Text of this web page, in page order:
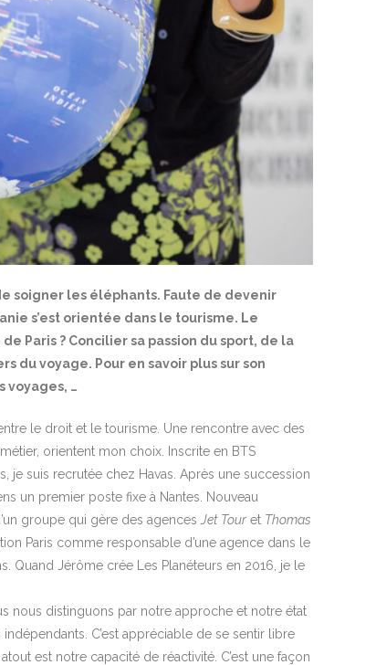
soigner les éléphants. Faute de devenir
s’est orientée dans le tourisme. Le
Paris ? Concilier sa passion du sport, de la
du voyage. Pour en savoir plus sur son
voyages, …
le droit et le tourisme. Une rencontre avec des
orientent mon choix. Inscrite en BTS
je suis recrutée chez Havas. Après une succession
un premier poste fixe à Nantes. Nouveau
groupe qui gère des agences Jet Tour et Thomas
Paris comme responsable d’une agence dans le
Quand Jérôme crée Les Planéteurs en 2016, je le
nous distinguons par notre approche et notre état
C’est appréciable de se sentir libre
est notre capacité de réactivité. C’est une façon